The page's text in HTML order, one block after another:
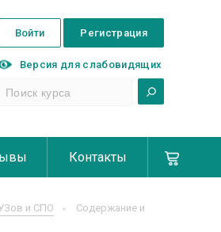
Регистрация
Войти
Версия для слабовидящих
Контакты
и СПО
Содержание и